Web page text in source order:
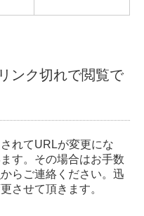
ンク切れで閲覧で
れてURLが変更にな
す。その場合はお手数
からご連絡ください。迅
させて頂きます。